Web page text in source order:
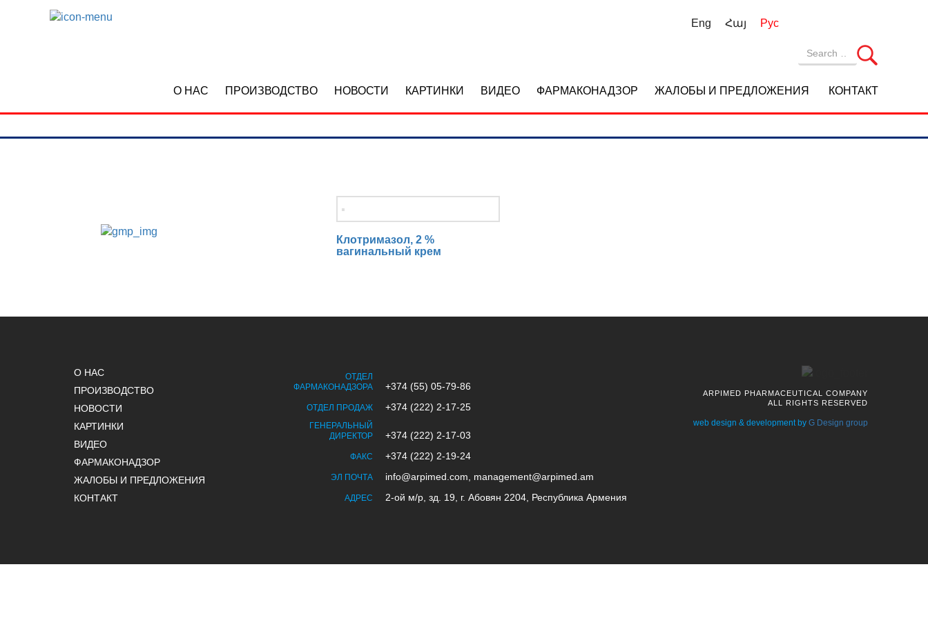
Eng Հայ Рус
О НАС ПРОИЗВОДСТВO НОВОСТИ КАРТИНКИ ВИДЕО ФАРМАКОНАДЗОР ЖАЛОБЫ И ПРЕДЛОЖЕНИЯ КОНТАКТ
Клотримазол, 2 %
вагинальный крем
О НАС
ПРОИЗВОДСТВO
НОВОСТИ
КАРТИНКИ
ВИДЕО
ФАРМАКОНАДЗОР
ЖАЛОБЫ И ПРЕДЛОЖЕНИЯ
КОНТАКТ
ОТДЕЛ
ФАРМАКОНАДЗОРА
+374 (55) 05-79-86
ОТДЕЛ ПРОДАЖ +374 (222) 2-17-25
ГЕНЕРАЛЬНЫЙ
ДИРЕКТОР
+374 (222) 2-17-03
ФАКС +374 (222) 2-19-24
ЭЛ ПОЧТА info@arpimed.com, management@arpimed.am
АДРЕС 2-ой м/р, зд. 19, г. Абовян 2204, Республика Армения
ARPIMED PHARMACEUTICAL COMPANY
ALL RIGHTS RESERVED
web design & development by G Design group